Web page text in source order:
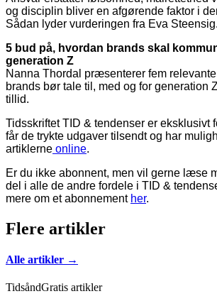
og disciplin bliver en afgørende faktor i
Sådan lyder vurderingen fra Eva Steensig.
5 bud på, hvordan brands skal
generation Z
Nanna Thordal præsenterer fem
brands bør tale til, med og for generation
tillid.
Tidsskriftet TID & tendenser er eksklusivt
får de trykte udgaver tilsendt og har
artiklerne online.
Er du ikke abonnent, men vil gerne læse
del i alle de andre fordele i TID &
mere om et abonnement her.
Flere artikler
Alle artikler →
TidsåndGratis artikler